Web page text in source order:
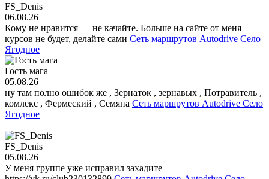
FS_Denis
06.08.26
Кому не нравится — не качайте. Больше на сайте от меня
курсов не будет, делайте сами Сеть маршрутов Autodrive Село
Ягодное
Гость мага
05.08.26
ну там полно ошибок же , Зернаток , зернавых , Потравитель ,
комлекс , Фермеский , Семяна Сеть маршрутов Autodrive Село
Ягодное
FS_Denis
05.08.26
У меня группе уже исправил захадите